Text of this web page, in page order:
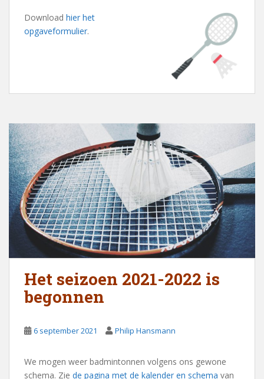
Download hier het
opgaveformulier.
Het seizoen 2021-2022 is
begonnen
6 september 2021 Philip Hansmann
We mogen weer badmintonnen volgens ons gewone
schema. Zie de pagina met de kalender en schema van